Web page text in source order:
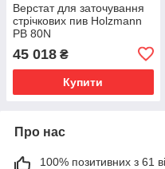
Верстат для заточування
стрічкових пив Holzmann
PB 80N
45 018 ₴
Купити
Про нас
100% позитивних з 61